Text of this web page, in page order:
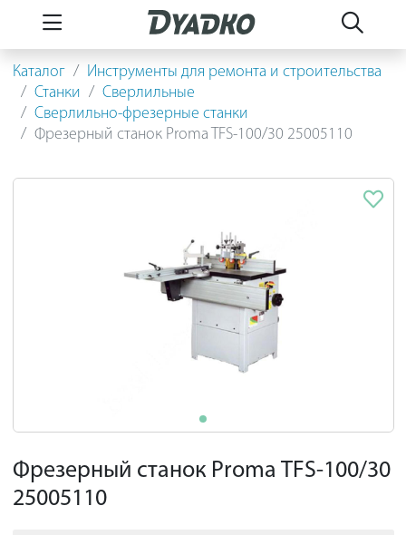
Каталог
Инструменты для ремонта и строительства
Станки
Сверлильные
Сверлильно-фрезерные станки
Фрезерный станок Proma TFS-100/30 25005110
Фрезерный станок Proma TFS-100/30
25005110